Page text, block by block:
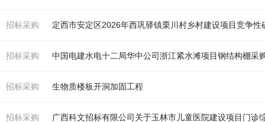
招标采购 定西市安定区2026年西巩驿镇栗川村乡村建设项目竞争性
招标采购 中国电建水电十二局华中公司浙江紧水滩项目钢结构棚采
招标采购 生物质楼板开洞加固工程
招标采购